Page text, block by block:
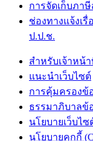
การจัดเก็บภา
ช่องทางแจ้งเ
ป.ป.ช.
สำหรับเจ้าหน้
แนะนำเว็บไซต์
การคุ้มครองข้
ธรรมาภิบาลข้
นโยบายเว็บไซ
นโยบายคุกกี้